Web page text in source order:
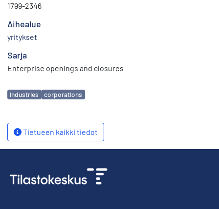
1799-2346
Aihealue
yritykset
Sarja
Enterprise openings and closures
Avainsanat
industries corporations
Tietueen kaikki tiedot